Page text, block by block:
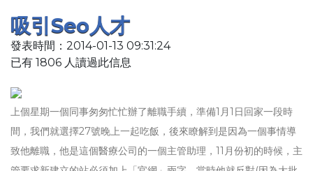
吸引seo人才
發表時間：2014-01-13 09:31:24
已有 1806 人讀過此信息
上個星期一個同事匆匆忙忙辦了離職手續，準備1月1日回家一段時
間，我們就選擇27號晚上一起吃飯，後來瞭解到是因為一個事情導
致他離職，他是這個醫療公司的一個主管助理，11月份初的時候，主